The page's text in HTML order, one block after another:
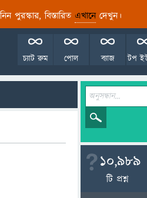
পুরস্কার, বিস্তারিত এখানেদেখুন।
টপ
ব্যাজ
পোল
চ্যাট রুম
10,989
টি প্রশ্ন